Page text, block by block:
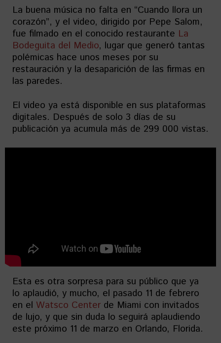
La buena música no falta en “Cuando llora un
corazón”, y el video, dirigido por Pepe Salom,
fue filmado en el conocido restaurante La
Bodeguita del Medio, lugar que generó tantas
polémicas hace unos meses por su
restauración y la desaparición de las firmas en
las paredes.
El video ya está disponible en sus plataformas
digitales. Después de solo 3 días de su
publicación ya acumula más de 299 000 vistas.
Esta es otra sorpresa para su público que ya
lo aplaudió, y mucho, el pasado 11 de febrero
en el Watsco Center de Miami con invitados
de lujo, y que sin duda lo seguirá aplaudiendo
este próximo 11 de marzo en Orlando, Florida.